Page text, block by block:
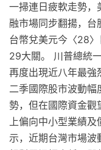
一掃連日疲軟走勢，
融市場同步翻揚，台
台幣兌美元今〈28
29大關。 川普總統
再度出現近八年最強
二季國際股市波動幅
勢，但在國際資金觀
上偏向中小型業績
示，近期台灣市場波